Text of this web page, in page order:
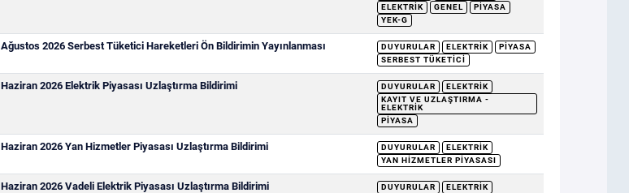
ELEKTRIK
GENEL
PIYASA
YEK-G
Ağustos 2026 Serbest Tüketici Hareketleri Ön Bildirimin Yayınlanması DUYURULAR ELEKTRIK
PIYASA
SERBEST TÜKETICI
Haziran 2026 Elektrik Piyasası Uzlaştırma Bildirimi DUYURULAR
ELEKTRIK
KAYIT VE UZLAŞTIRMA -
ELEKTRIK
PIYASA
Haziran 2026 Yan Hizmetler Piyasası Uzlaştırma Bildirimi DUYURULAR
ELEKTRIK
YAN HIZMETLER PIYASASI
Haziran 2026 Vadeli Elektrik Piyasası Uzlaştırma Bildirimi DUYURULAR
ELEKTRIK